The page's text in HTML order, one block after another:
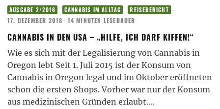
AUSGABE 2/2016 CANNABIS IM ALLTAG REISEBERICHT ·
17. DEZEMBER 2018 · 14 MINUTEN LESEDAUER
CANNABIS IN DEN USA – „HILFE, ICH DARF KIFFEN!“
Wie es sich mit der Legalisierung von Cannabis in
Oregon lebt Seit 1. Juli 2015 ist der Konsum von
Cannabis in Oregon legal und im Oktober eröffneten
schon die ersten Shops. Vorher war nur der Konsum
aus medizinischen Gründen erlaubt....